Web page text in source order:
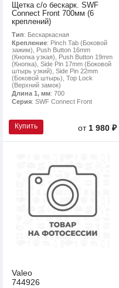
Щетка с/о бескарк. SWF
Connect Front 700мм (6
креплений)
Тип: Бескаркасная
Крепление: Pinch Tab (Боковой
зажим), Push Button 16mm
(Кнопка узкая), Push Button 19mm
(Кнопка), Side Pin 17mm (Боковой
штырь узкий), Side Pin 22mm
(Боковой штырь), Top Lock
(Верхний замок)
Длина 1, мм: 700
Серия: SWF Connect Front
Купить от 1 980 ₽
Valeo
744926